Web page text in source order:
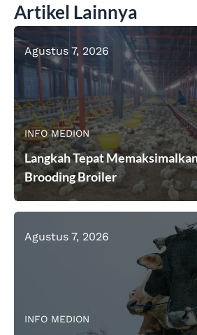
Artikel Lainnya
INFO MEDION
Agustus 7, 2026
Langkah Tepat
Brooding Broiler
INFO MEDION
Agustus 7, 2026